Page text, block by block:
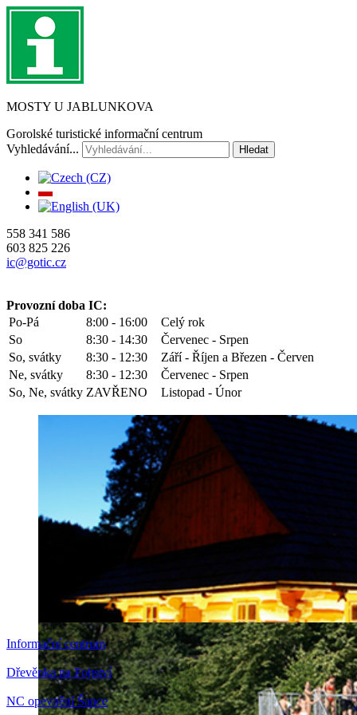
MOSTY U JABLUNKOVA
Gorolské turistické informační centrum
Vyhledávání...
Hledat
558 341 586
603 825 226
ic@gotic.cz
Provozní doba IC:
Po-Pá
8:00 - 16:00
Celý rok
So
8:30 - 14:30
Červenec - Srpen
So, svátky
8:30 - 12:30
Září - Říjen a Březen - Červen
Ne, svátky
8:30 - 12:30
Červenec - Srpen
So, Ne, svátky ZAVŘENO Listopad - Únor
Informační centrum
Dřevěnka na Fojtství
NC opevnění Šance